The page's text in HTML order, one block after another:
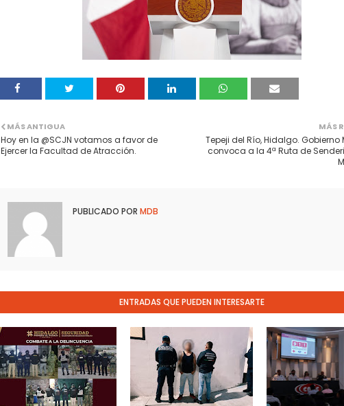
MÁS
Tepeji del Río, Hidalgo. Gobierno
convoca a la 4ª Ruta de
MÁS ANTIGUA
Hoy en la @SCJN votamos a favor de
Ejercer la Facultad de Atracción.
PUBLICADO POR MDB
ENTRADAS QUE PUEDEN INTERESARTE